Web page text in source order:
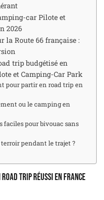
car Pilote et
2026
la Route 66 française :
trip budgétisé en
et Camping-Car Park
pour partir en road trip en
ou le camping en
faciles pour bivouac sans
pendant le trajet ?
trip réussi en France